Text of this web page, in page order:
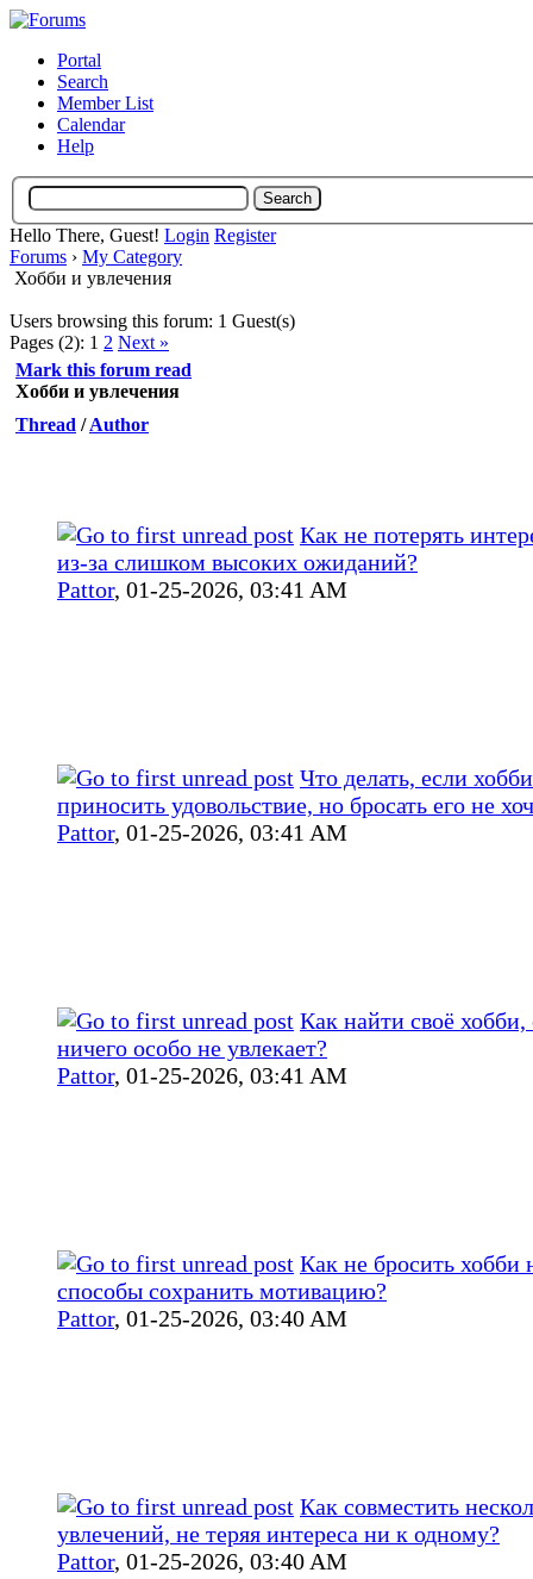
Portal
Search
Member List
Calendar
Help
Hello There, Guest! Login Register
Forums › My Category
Хобби и увлечения
Users browsing this forum: 1 Guest(s)
Pages (2): 1 2 Next »
Mark this forum read
Хобби и увлечения
Thread /Author
Как не потерять
из‑за слишком высоких ожиданий?
Pattor, 01-25-2026, 03:41 AM
Что делать, если
приносить удовольствие, но бросать его не
Pattor, 01-25-2026, 03:41 AM
Как найти своё хобби,
ничего особо не увлекает?
Pattor, 01-25-2026, 03:41 AM
Как не бросить хобби
способы сохранить мотивацию?
Pattor, 01-25-2026, 03:40 AM
Как совместить
увлечений, не теряя интереса ни к одному?
Pattor, 01-25-2026, 03:40 AM